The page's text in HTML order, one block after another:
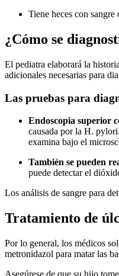
Tiene heces con
¿Cómo se
El pediatra elaborará la
adicionales necesarias para
Las pruebas para
Endoscopia superior
causada por la H.
examina bajo el
También se pueden
puede detectar el
Los análisis de sangre para
Tratamiento de
Por lo general, los médicos
metronidazol para matar las
Asegúrese de que su hijo